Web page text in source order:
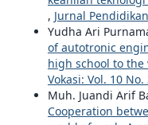
, Jurnal
Yudha Ari
of autotronic
high school to
Vokasi: Vol. 10 No.
Muh. Juandi Arif
Cooperation